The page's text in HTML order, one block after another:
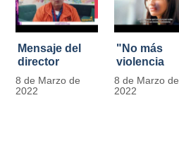
Mensaje del
director
Carlos Marín |
Día
8 de Marzo de
2022
"No más
violencia
contra la
mujer" | 8
8 de Marzo de
2022